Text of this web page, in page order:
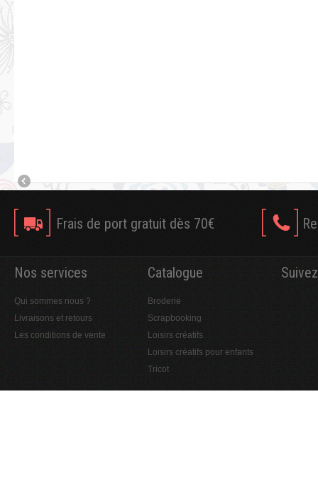
Frais de port gratuit dès 70€
Nos services
Qui sommes nous ?
Livraisons et retours
Les conditions de vente
Catalogue
Broderie
Scrapbooking
Loisirs créatifs
Loisirs créatifs pour enfants
Tricot